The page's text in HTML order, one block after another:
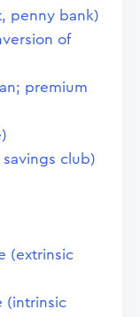
penny bank)
of
premium
club)
(extrinsic
(intrinsic